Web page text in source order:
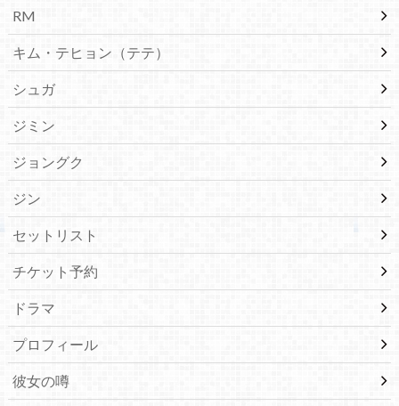
RM
キム・テヒョン（テテ）
シュガ
ジミン
ジョングク
ジン
セットリスト
チケット予約
ドラマ
プロフィール
彼女の噂